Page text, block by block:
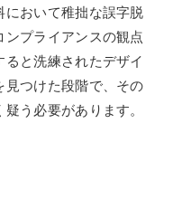
において稚拙な誤字脱
プライアンスの観点
と洗練されたデザイ
見つけた段階で、その
う必要があります。